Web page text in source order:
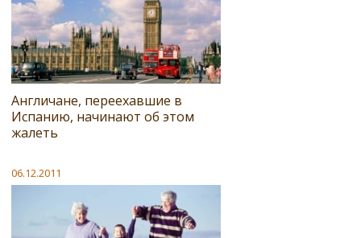
Англичане, переехавшие в
Испанию, начинают об этом
жалеть
06.12.2011